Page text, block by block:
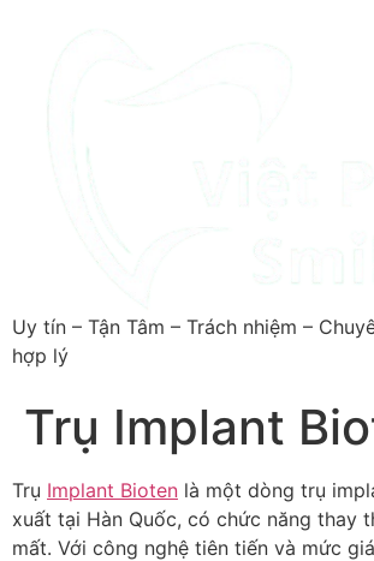
Uy tín – Tận Tâm – Trách nhiệm –
hợp lý
Trụ Implant
Trụ Implant Bioten là một dòng trụ
xuất tại Hàn Quốc, có chức năng thay
mất. Với công nghệ tiên tiến và mức